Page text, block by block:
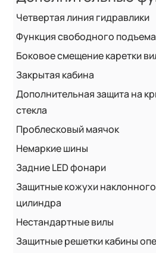
Четвертая линия гидравлики
Функция свободного
Боковое смещение каретки
Закрытая кабина
Дополнительная защита на
стекла
Проблесковый маячок
Немаркие шины
Задние LED фонари
Защитные кожухи
цилиндра
Нестандартные вилы
Защитные решетки кабины